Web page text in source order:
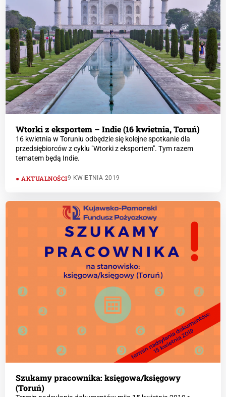
Wtorki z eksportem – Indie (16 kwietnia, Toruń)
16 kwietnia w Toruniu odbędzie się kolejne spotkanie dla
przedsiębiorców z cyklu "Wtorki z eksportem". Tym razem
tematem będą Indie.
AKTUALNOŚCI9 KWIETNIA 2019
Szukamy pracownika: księgowa/księgowy
(Toruń)